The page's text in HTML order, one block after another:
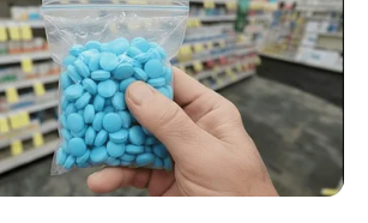
πράγμα»
Η τεχνολογική ανάπτυξη έφερε μαζί
αποτελέσματα που σχεδίαζε η
για… «πράσινη ανάπτυξη»… Στοίχημα